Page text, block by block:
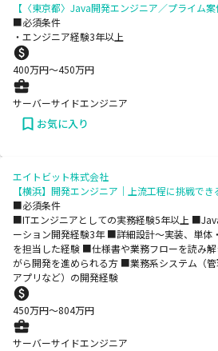
【〈東京都〉Java開発エンジニア／プライム
■必須条件
・エンジニア経験3年以上
400万円〜450万円
サーバーサイドエンジニア
お気に入り
エイトビット株式会社
【横浜】開発エンジニア｜上流工程に挑戦でき
■必須条件
■ITエンジニアとしての実務経験5年以上
ーション開発経験3年 ■詳細設計〜実装、単体
を担当した経験 ■仕様書や業務フローを読み
がら開発を進められる方 ■業務系システム（
アプリなど）の開発経験
450万円〜804万円
サーバーサイドエンジニア